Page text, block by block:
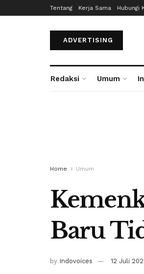
Tentang Kerja Sama Hubungi
ADVERTISING
Redaksi Umum
Home Umum
Baru
by Indovoices 12 Juli